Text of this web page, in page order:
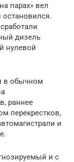
парах» вел
дизель
нулевой
в обычном
раннее
перекрестков,
и
и с